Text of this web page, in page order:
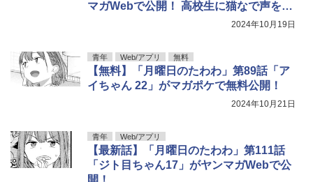
マガWebで公開！ 高校生に猫なで声を使
2024年10月19日
青年 Web/アプリ 無料
【無料】「月曜日のたわわ」第89話「ア
イちゃん 22」がマガポケで無料公開！
2024年10月21日
青年 Web/アプリ
【最新話】「月曜日のたわわ」第111話
「ジト目ちゃん17」がヤンマガWebで公
開！